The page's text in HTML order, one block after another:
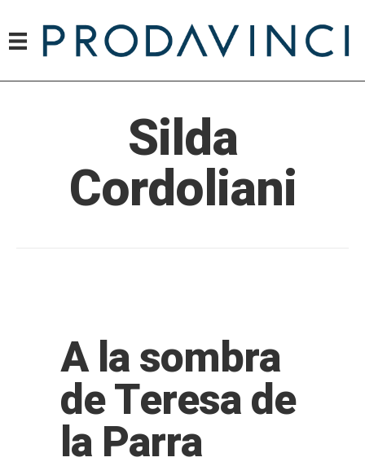
Silda
Cordoliani
A la sombra
de Teresa de
la Parra